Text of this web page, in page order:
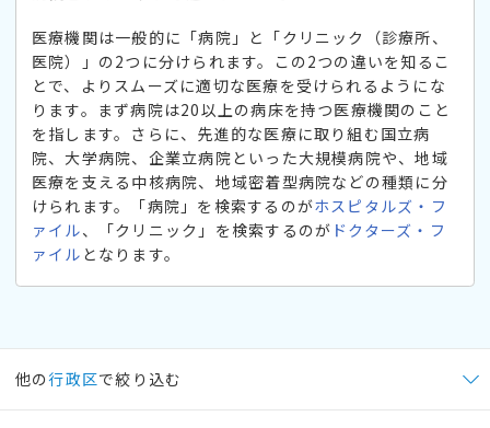
医療機関は一般的に「病院」と「クリニック（診療所、
医院）」の2つに分けられます。この2つの違いを知るこ
とで、よりスムーズに適切な医療を受けられるようにな
ります。まず病院は20以上の病床を持つ医療機関のこと
を指します。さらに、先進的な医療に取り組む国立病
院、大学病院、企業立病院といった大規模病院や、地域
医療を支える中核病院、地域密着型病院などの種類に分
けられます。「病院」を検索するのがホスピタルズ・フ
ァイル、「クリニック」を検索するのが ドクターズ・フ
ァイル となります。
他の行政区で絞り込む